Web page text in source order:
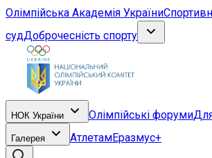
Олімпійська Академія України
судДоброчесність спорту
НОК України Олімпійські форуми
Галерея АтлетамЕразмус+